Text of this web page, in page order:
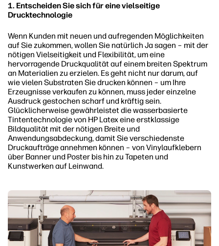
1. Entscheiden Sie sich für eine vielseitige
Drucktechnologie
Wenn Kunden mit neuen und aufregenden Möglichkeiten
auf Sie zukommen, wollen Sie natürlich Ja sagen – mit der
nötigen Vielseitigkeit und Flexibilität, um eine
hervorragende Druckqualität auf einem breiten Spektrum
an Materialien zu erzielen. Es geht nicht nur darum, auf
wie vielen Substraten Sie drucken können – um Ihre
Erzeugnisse verkaufen zu können, muss jeder einzelne
Ausdruck gestochen scharf und kräftig sein.
Glücklicherweise gewährleistet die wasserbasierte
Tintentechnologie von HP Latex eine erstklassige
Bildqualität mit der nötigen Breite und
Anwendungsabdeckung, damit Sie verschiedenste
Druckaufträge annehmen können – von Vinylaufklebern
über Banner und Poster bis hin zu Tapeten und
Kunstwerken auf Leinwand.